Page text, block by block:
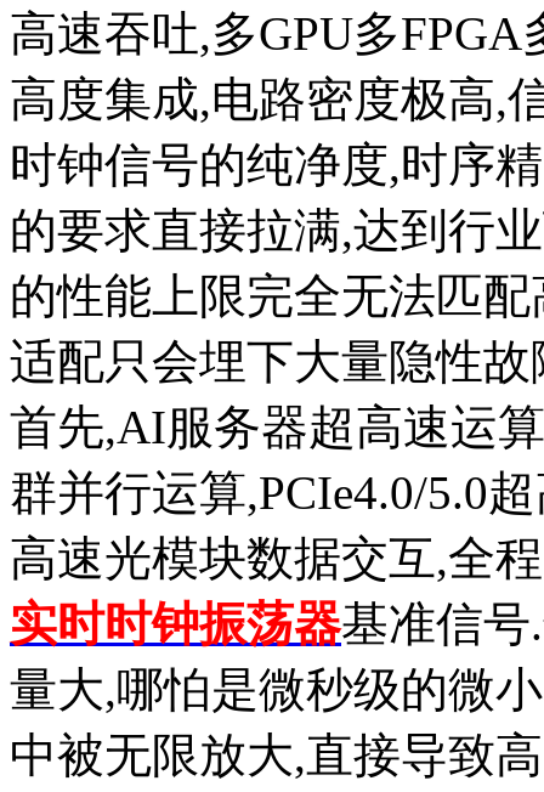
高速吞吐,多GPU多
高度集成,电路密度极高,
时钟信号的纯净度,时序
的要求直接拉满,达到行
的性能上限完全无法匹
适配只会埋下大量隐性故
首先,AI服务器超高速运
群并行运算,PCIe4.0/5.0
高速光模块数据交互,全
实时时钟振荡器基准信
量大,哪怕是微秒级的微
中被无限放大,直接导致